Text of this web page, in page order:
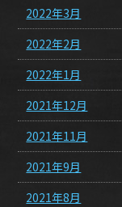
2022年3月
2022年2月
2022年1月
2021年12月
2021年11月
2021年9月
2021年8月